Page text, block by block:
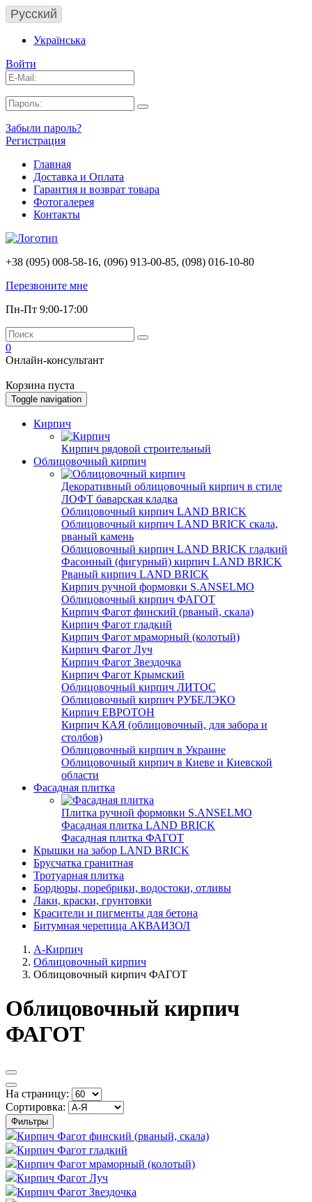
Русский
Українська
Войти
Забыли пароль?
Регистрация
Главная
Доставка и Оплата
Гарантия и возврат товара
Фотогалерея
Контакты
+38 (095) 008-58-16, (096) 913-00-85, (098) 016-10-80
Перезвоните мне
Пн-Пт 9:00-17:00
0
Онлайн-консультант
Корзина пуста
Toggle navigation
Кирпич
Кирпич рядовой строительный
Облицовочный кирпич
Декоративный облицовочный кирпич в стиле
ЛОФТ баварская кладка
Облицовочный кирпич LAND BRICK
Облицовочный кирпич LAND BRICK скала,
рваный камень
Облицовочный кирпич LAND BRICK гладкий
Фасонный (фигурный) кирпич LAND BRICK
Рваный кирпич LAND BRICK
Кирпич ручной формовки S.ANSELMO
Облицовочный кирпич ФАГОТ
Кирпич Фагот финский (рваный, скала)
Кирпич Фагот гладкий
Кирпич Фагот мраморный (колотый)
Кирпич Фагот Луч
Кирпич Фагот Звездочка
Кирпич Фагот Крымский
Облицовочный кирпич ЛИТОС
Облицовочный кирпич РУБЕЛЭКО
Кирпич ЕВРОТОН
Кирпич КАЯ (облицовочный, для забора и
столбов)
Облицовочный кирпич в Украине
Облицовочный кирпич в Киеве и Киевской
области
Фасадная плитка
Плитка ручной формовки S.ANSELMO
Фасадная плитка LAND BRICK
Фасадная плитка ФАГОТ
Крышки на забор LAND BRICK
Брусчатка гранитная
Тротуарная плитка
Бордюры, поребрики, водостоки, отливы
Лаки, краски, грунтовки
Красители и пигменты для бетона
Битумная черепица АКВАИЗОЛ
А-Кирпич
Облицовочный кирпич
Облицовочный кирпич ФАГОТ
Облицовочный кирпич
ФАГОТ
На страницу:
Сортировка:
Фильтры
Кирпич Фагот финский (рваный, скала)
Кирпич Фагот гладкий
Кирпич Фагот мраморный (колотый)
Кирпич Фагот Луч
Кирпич Фагот Звездочка